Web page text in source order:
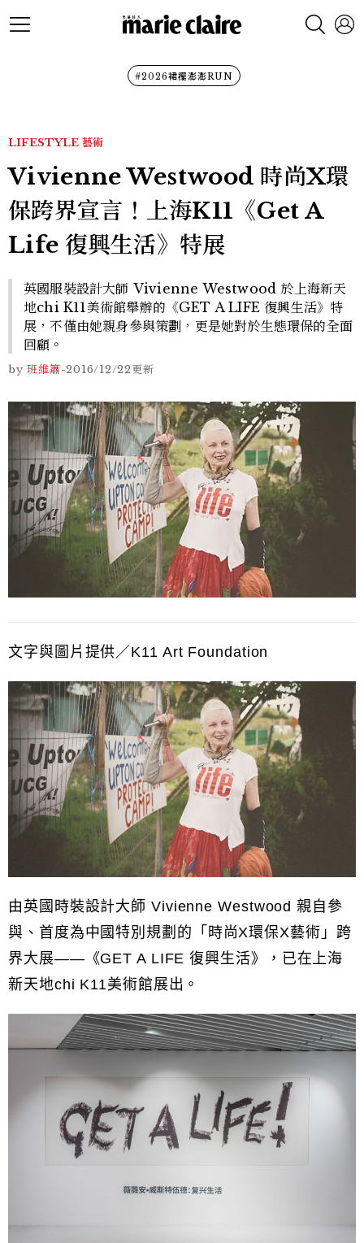
#2026裙襬澎澎RUN
LIFESTYLE 藝術
Vivienne Westwood 時尚X環
保跨界宣言！上海K11《Get A
Life 復興生活》特展
英國服裝設計大師 Vivienne Westwood 於上海新天
地chi K11美術館舉辦的《GET A LIFE 復興生活》特
展，不僅由她親身參與策劃，更是她對於生態環保的全面
回顧。
by 班維簫-2016/12/22更新
文字與圖片提供／K11 Art Foundation
由英國時裝設計大師 Vivienne Westwood 親自參
與、首度為中國特別規劃的「時尚X環保X藝術」跨
界大展——《GET A LIFE 復興生活》，已在上海
新天地chi K11美術館展出。